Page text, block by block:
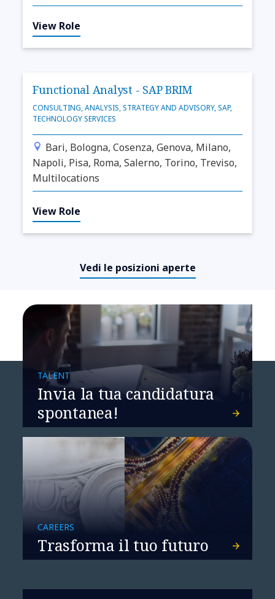
View Role
Functional Analyst - SAP BRIM
CONSULTING, ANALYSIS, STRATEGY AND ADVISORY, SAP,
TECHNOLOGY SERVICES
Bari, Bologna, Cosenza, Genova, Milano,
Napoli, Pisa, Roma, Salerno, Torino, Treviso,
Multilocations
View Role
Vedi le posizioni aperte
TALENT
Invia la tua candidatura
spontanea!
CAREERS
Trasforma il tuo futuro